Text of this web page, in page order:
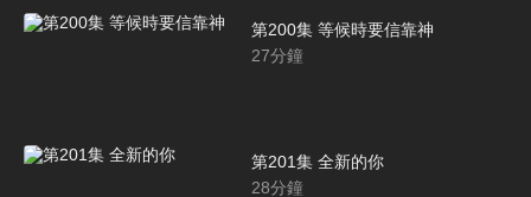
第200集 等候時要信靠神
27分鐘
第201集 全新的你
28分鐘